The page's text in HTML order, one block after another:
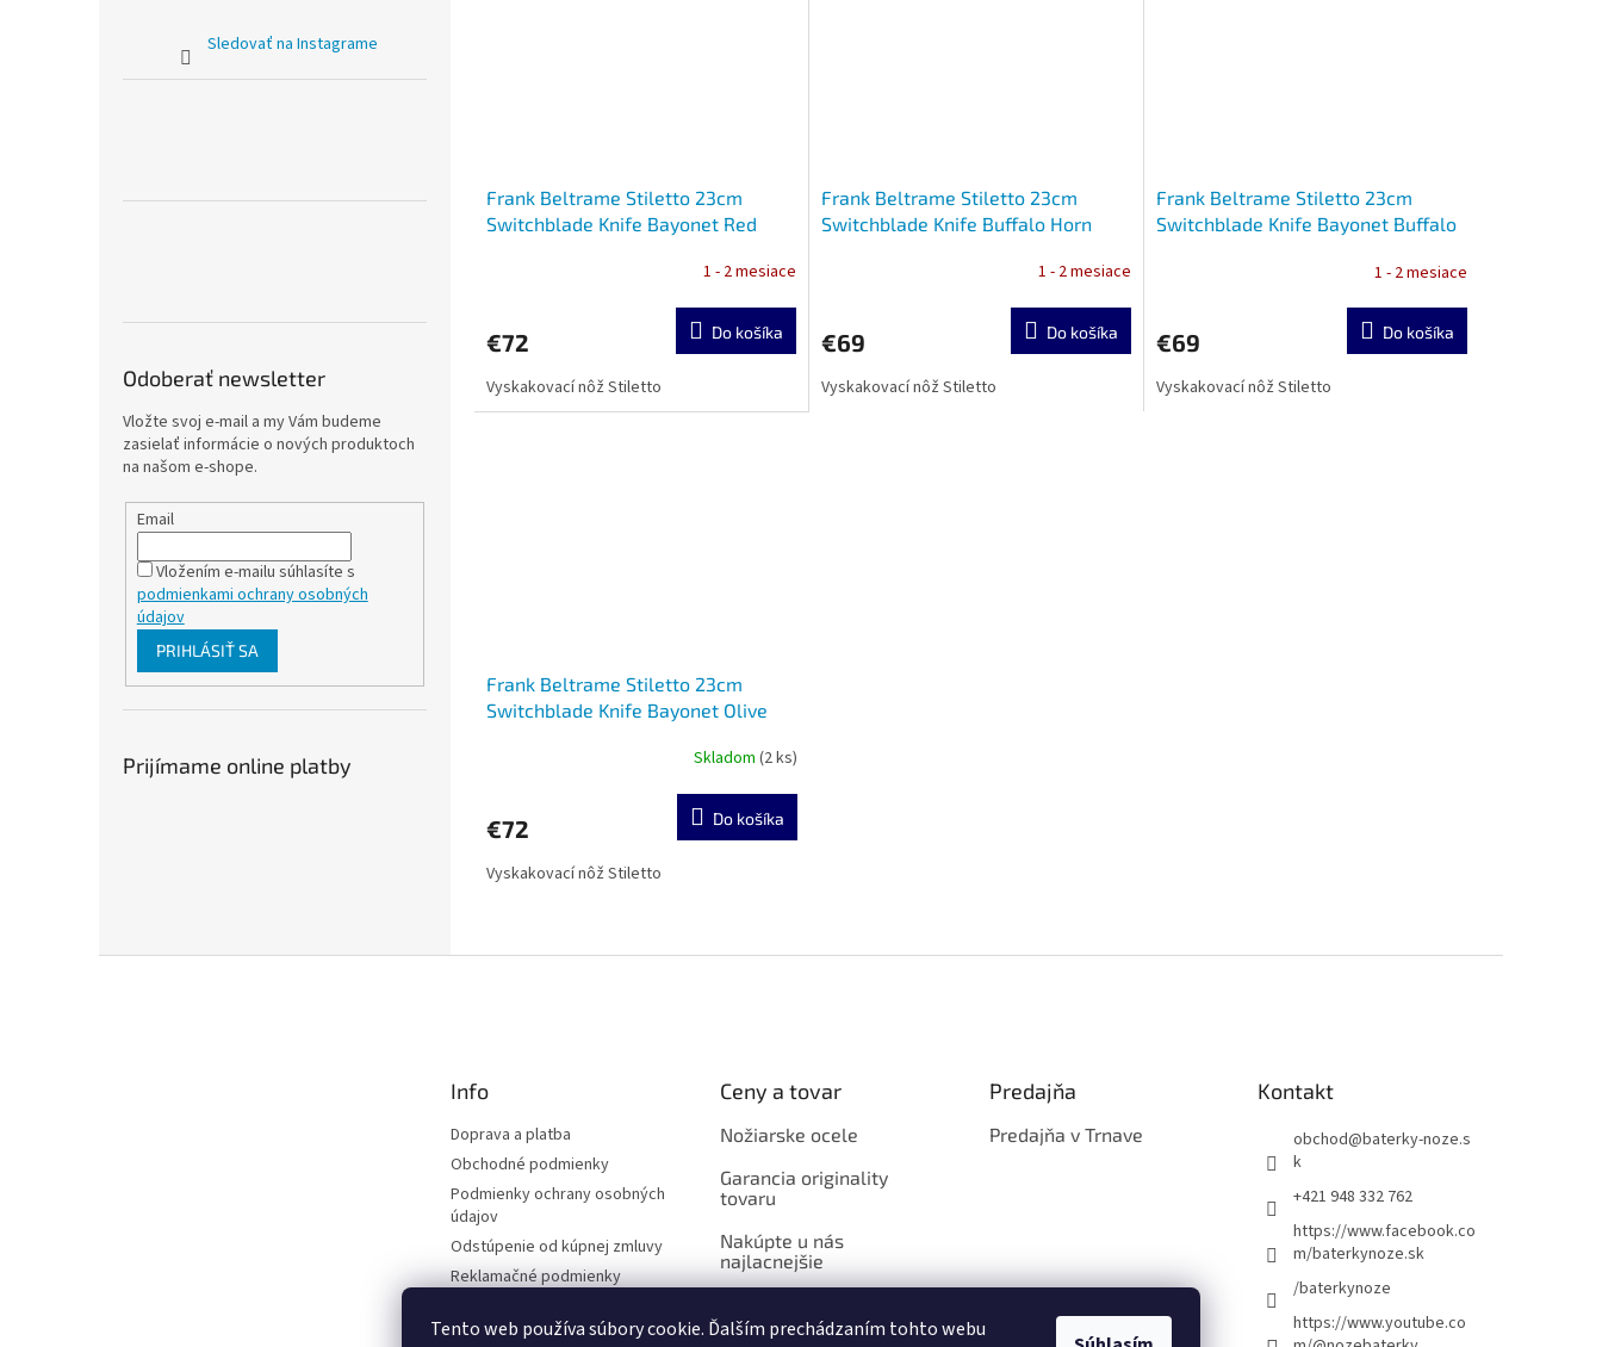
Tento web používa súbory cookie. Ďalším prechádzaním tohto webu
Sledovať na Instagrame
Odoberať newsletter
Vložte svoj e-mail a my Vám budeme
zasielať informácie o nových produktoch
na našom e-shope.
Email
Vložením e-mailu súhlasíte s
podmienkami ochrany osobných
údajov
PRIHLÁSIŤ SA
Prijímame online platby
Frank Beltrame Stiletto 23cm
Switchblade Knife Bayonet Red
1 - 2 mesiace
€72 Do košíka
Vyskakovací nôž Stiletto
Frank Beltrame Stiletto 23cm
Switchblade Knife Buffalo Horn
1 - 2 mesiace
€69 Do košíka
Vyskakovací nôž Stiletto
Frank Beltrame Stiletto 23cm
Switchblade Knife Bayonet Buffalo
1 - 2 mesiace
€69 Do košíka
Vyskakovací nôž Stiletto
Frank Beltrame Stiletto 23cm
Switchblade Knife Bayonet Olive
Skladom (2 ks)
€72 Do košíka
Vyskakovací nôž Stiletto
v
p
s
Info
Doprava a platba
Obchodné podmienky
Podmienky ochrany osobných
údajov
Odstúpenie od kúpnej zmluvy
Reklamačné podmienky
Ceny a tovar
Nožiarske ocele
Garancia originality
tovaru
Nakúpte u nás
najlacnejšie
Predajňa
Predajňa v Trnave
Kontakt
obchod@baterky-noze.s
k
+421 948 332 762
https://www.facebook.co
m/baterkynoze.sk
/baterkynoze
https://www.youtube.co